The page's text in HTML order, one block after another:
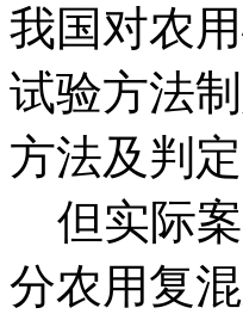
我国对农
试验方法
方法及判定
但实际案
分农用复